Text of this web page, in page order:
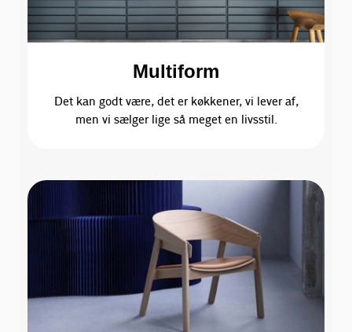
Multiform
Det kan godt være, det er køkkener, vi lever af,
men vi sælger lige så meget en livsstil.